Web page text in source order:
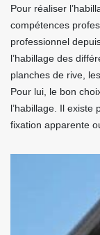
Pour réaliser
compétences
professionnel
l’habillage des
planches de rive,
Pour lui, le bon
l’habillage. Il existe
fixation apparente